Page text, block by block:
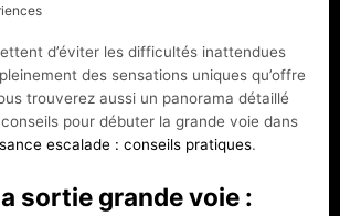
d’éviter les difficultés inattendues
des sensations uniques qu’offre
trouverez aussi un panorama détaillé
pour débuter la grande voie dans
escalade : conseils pratiques.
sortie grande voie :